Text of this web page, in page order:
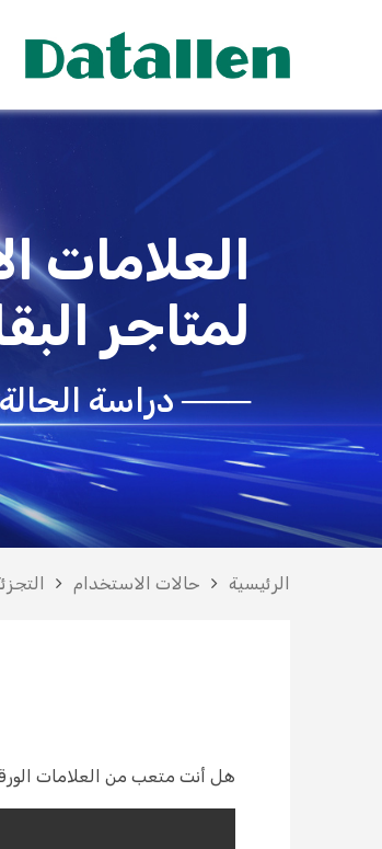
العلامات
لمتاجر
─── دراسة الحالة
الرئيسية حالات الاستخدام
هل أنت متعب من العلامات